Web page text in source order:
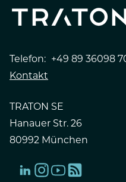
Telefon: +49 89 36098
Kontakt
TRATON SE
Hanauer Str. 26
80992 München